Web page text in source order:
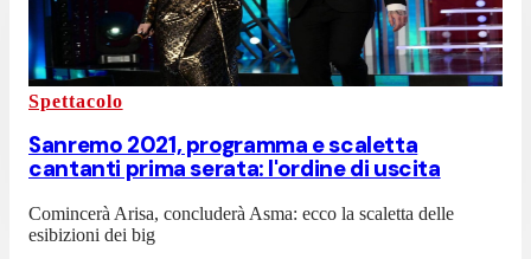
Spettacolo
Sanremo 2021, programma e scaletta
cantanti prima serata: l'ordine di uscita
Comincerà Arisa, concluderà Asma: ecco la scaletta delle
esibizioni dei big